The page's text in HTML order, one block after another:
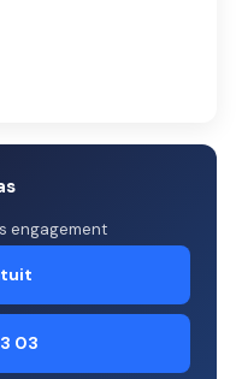
engagement
03